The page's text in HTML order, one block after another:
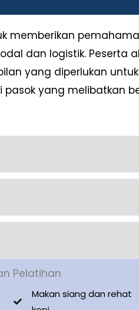
memberikan
dan logistik. Peserta
yang diperlukan
yang melibatkan
Pelatihan
Makan siang dan rehat